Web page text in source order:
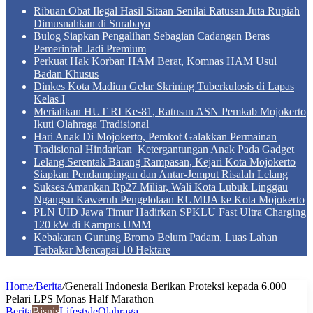
Ribuan Obat Ilegal Hasil Sitaan Senilai Ratusan Juta Rupiah
Dimusnahkan di Surabaya
Bulog Siapkan Pengalihan Sebagian Cadangan Beras
Pemerintah Jadi Premium
Perkuat Hak Korban HAM Berat, Komnas HAM Usul
Badan Khusus
Dinkes Kota Madiun Gelar Skrining Tuberkulosis di Lapas
Kelas I
Meriahkan HUT RI Ke-81, Ratusan ASN Pemkab Mojokerto
Ikuti Olahraga Tradisional
Hari Anak Di Mojokerto, Pemkot Galakkan Permainan
Tradisional Hindarkan Ketergantungan Anak Pada Gadget
Lelang Serentak Barang Rampasan, Kejari Kota Mojokerto
Siapkan Pendampingan dan Antar-Jemput Risalah Lelang
Sukses Amankan Rp27 Miliar, Wali Kota Lubuk Linggau
Ngangsu Kaweruh Pengelolaan RUMIJA ke Kota Mojokerto
PLN UID Jawa Timur Hadirkan SPKLU Fast Ultra Charging
120 kW di Kampus UMM
Kebakaran Gunung Bromo Belum Padam, Luas Lahan
Terbakar Mencapai 10 Hektare
Home/Berita/Generali Indonesia Berikan Proteksi kepada 6.000
Pelari LPS Monas Half Marathon